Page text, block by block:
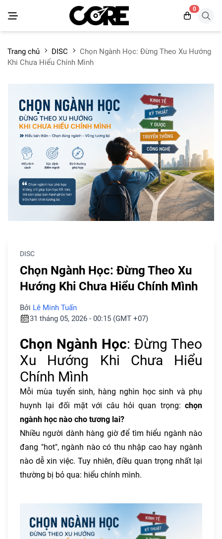
0
Trang chủ DISC
Chọn Ngành Học: Đừng Theo Xu Hướng
Khi Chưa Hiểu Chính Mình
DISC
Chọn Ngành Học: Đừng Theo Xu
Hướng Khi Chưa Hiểu Chính Mình
Bởi Lê Minh Tuấn
31 tháng 05, 2026 - 00:15 (GMT +07)
Chọn Ngành Học: Đừng Theo
Xu Hướng Khi Chưa Hiểu
Chính Mình
Mỗi mùa tuyển sinh, hàng nghìn học sinh và phụ
huynh lại đối mặt với câu hỏi quan trọng: chọn
ngành học nào cho tương lai?
Nhiều người dành hàng giờ để tìm hiểu ngành nào
đang "hot", ngành nào có thu nhập cao hay ngành
nào dễ xin việc. Tuy nhiên, điều quan trọng nhất lại
thường bị bỏ qua: hiểu chính mình.